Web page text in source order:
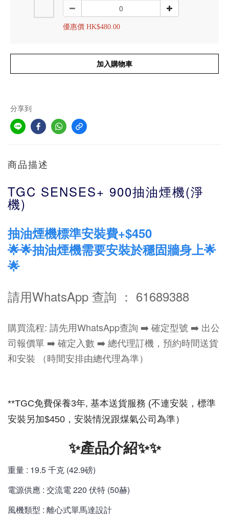
優惠價 HK$480.00
加入購物車
分享到
商品描述
TGC SENSES+ 900抽油煙機(淨
機)
抽油煙機標準安裝費+$450
🌟🌟抽油煙機需要安裝於穩固牆身上🌟
🌟
請用WhatsApp 查詢 ： 61689388
購買流程: 請先用WhatsApp查詢 ➡️ 確定型號 ➡️ 出公
司報價單 ➡️ 確定入數 ➡️ 總代理訂機，預約時間送貨
和安裝 （時間安排由總代理為準）
**TGC免費保養3年, 基本送貨服務 (不連安裝，標準
安裝另加$450，安裝情況跟煤氣公司為準）
✨產品介紹✨✨
重量 : 19.5 千克 (42.9磅)
電源供應 : 交流電 220 伏特 (50赫)
風機類型 : 離心式單馬達設計